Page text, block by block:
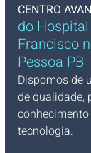
CENTRO
do
Francisco
Pessoa PB
Dispomos de
de qualidade,
tecnologia.